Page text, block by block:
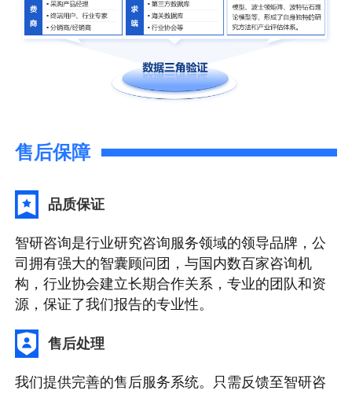
售后保障
品质保证
智研咨询是行业研究咨询服务领域的领导品牌，公
司拥有强大的智囊顾问团，与国内数百家咨询机
构，行业协会建立长期合作关系，专业的团队和资
源，保证了我们报告的专业性。
售后处理
我们提供完善的售后服务系统。只需反馈至智研咨